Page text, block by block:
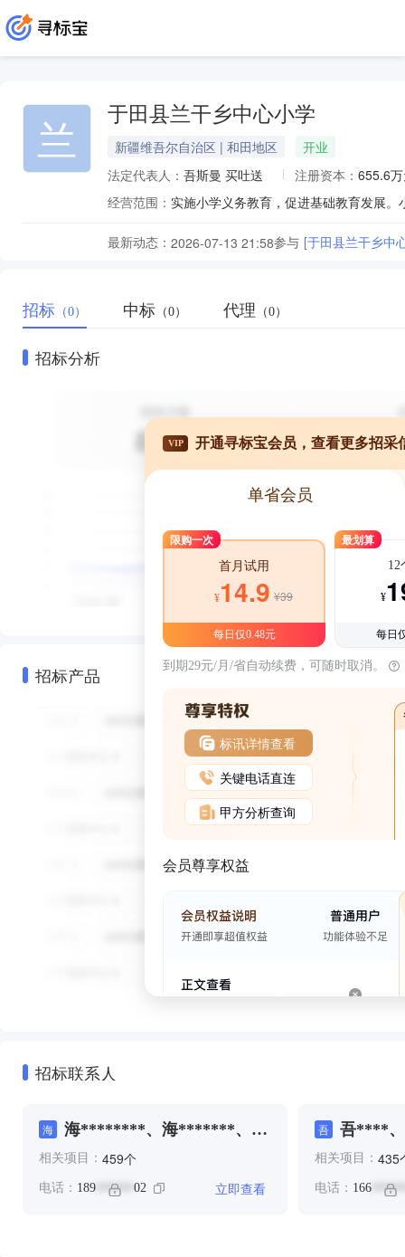
兰 于田县兰干乡中心小学
新疆维吾尔自治区 | 和田地区
开业
法定代表人： 吾斯曼 买吐送 注册资本： 655.6
经营范围： 实施小学义务教育，促进基础教育发展
最新动态： 2026-07-13 21:58参与 [于田县兰干乡中
招标 （0） 中标 （0） 代理 （0）
招标分析
招标产品
VIP 开通寻标宝会员，查看更多招采
单省会员
限购一次
首月试用
¥14.9 ¥39
每日仅0.48元
最划算
12
¥
每日
到期29元/月/省自动续费，可随时取消。
标讯详情查看
关键电话直连
甲方分析查询
会员尊享权益
招标联系人
海
海********、海*******、麦
相关项目： 459个
电话： 189 ****** 02 立即查看
吾 吾****
相关项目： 435
电话： 166